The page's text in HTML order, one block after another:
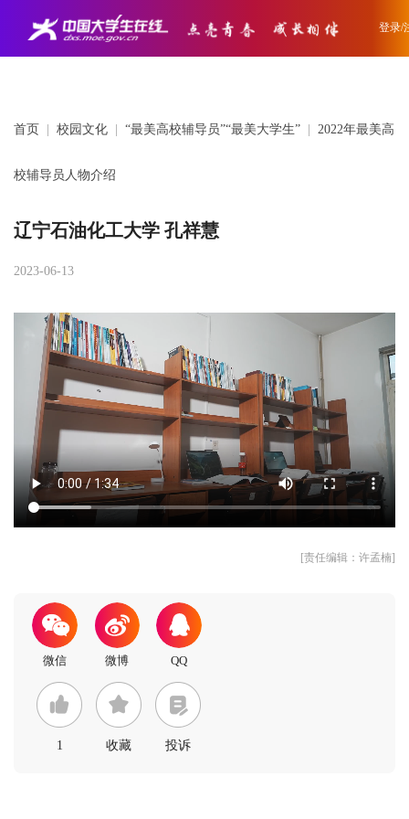
登录/
首页 校园文化 “最美高校辅导员”“最美大学生” 2022年最美高
校辅导员人物介绍
辽宁石油化工大学 孔祥慧
2023-06-13
[责任编辑：许孟楠]
1 收藏 投诉